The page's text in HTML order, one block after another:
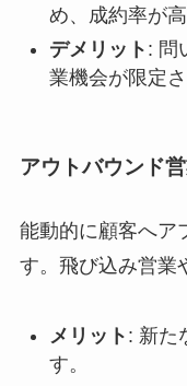
め、成約率が
デメリット : 問
業機会が限定さ
アウトバウンド
能動的に顧客へア
す。飛び込み営業
メリット : 新た
す。